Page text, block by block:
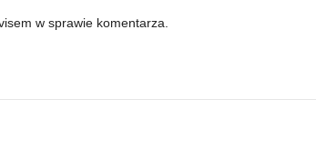
w sprawie komentarza.